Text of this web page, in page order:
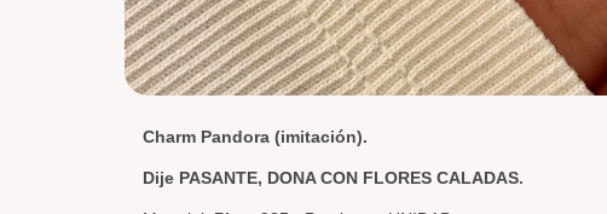
Charm Pandora (imitación).
Dije PASANTE, DONA CON FLORES CALADAS.